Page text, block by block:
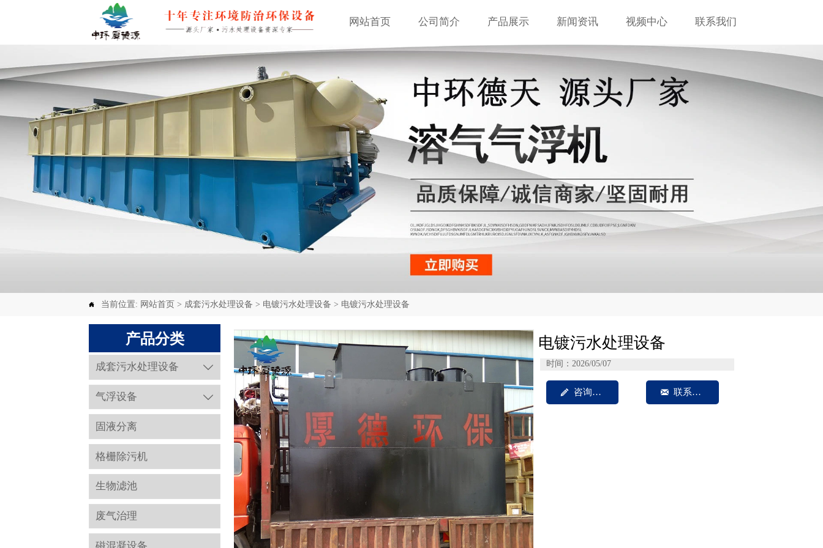
网站首页 公司简介 产品展示 新闻资讯 视频中心 联系我们
 当前位置: 网站首页 > 成套污水处理设备 > 电镀污水处理设备 > 电镀污水处理设备
产品分类
成套污水处理设备 
气浮设备 
固液分离
格栅除污机
生物滤池
废气治理
电镀污水处理设备
时间：2026/05/07
 咨询我们  联系方式